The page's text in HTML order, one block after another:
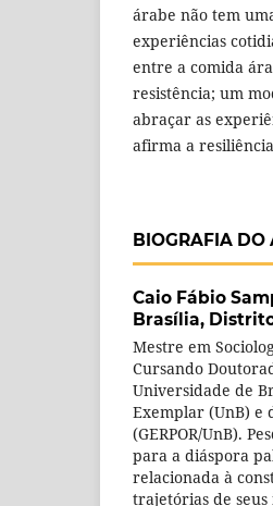
árabe não tem
experiências
entre a comida
resistência; um
abraçar as
afirma a
BIOGRAFIA DO
Caio Fábio
Brasília,
Mestre em
Cursando
Universidade de
Exemplar (UnB) e
(GERPOR/UnB).
para a diáspora
relacionada à
trajetórias de seus